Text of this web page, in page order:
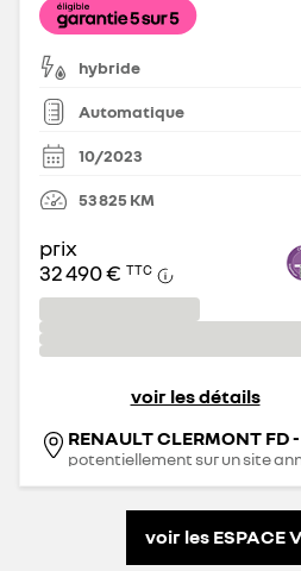
hybride
Automatique
10/2023
53 825 KM
prix
32 490 € TTC
voir les détails
potentiellement sur un site
voir les ESPACE